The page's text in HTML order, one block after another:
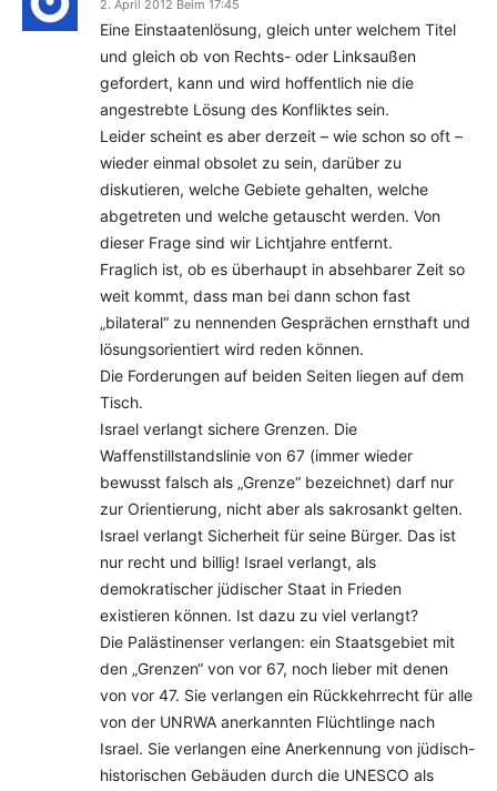
2. April 2012 Beim 17:45
Eine Einstaatenlösung, gleich unter welchem Titel
und gleich ob von Rechts- oder Linksaußen
gefordert, kann und wird hoffentlich nie die
angestrebte Lösung des Konfliktes sein.
Leider scheint es aber derzeit – wie schon so oft –
wieder einmal obsolet zu sein, darüber zu
diskutieren, welche Gebiete gehalten, welche
abgetreten und welche getauscht werden. Von
dieser Frage sind wir Lichtjahre entfernt.
Fraglich ist, ob es überhaupt in absehbarer Zeit so
weit kommt, dass man bei dann schon fast
„bilateral“ zu nennenden Gesprächen ernsthaft und
lösungsorientiert wird reden können.
Die Forderungen auf beiden Seiten liegen auf dem
Tisch.
Israel verlangt sichere Grenzen. Die
Waffenstillstandslinie von 67 (immer wieder
bewusst falsch als „Grenze“ bezeichnet) darf nur
zur Orientierung, nicht aber als sakrosankt gelten.
Israel verlangt Sicherheit für seine Bürger. Das ist
nur recht und billig! Israel verlangt, als
demokratischer jüdischer Staat in Frieden
existieren können. Ist dazu zu viel verlangt?
Die Palästinenser verlangen: ein Staatsgebiet mit
den „Grenzen“ von vor 67, noch lieber mit denen
von vor 47. Sie verlangen ein Rückkehrrecht für alle
von der UNRWA anerkannten Flüchtlinge nach
Israel. Sie verlangen eine Anerkennung von jüdisch-
historischen Gebäuden durch die UNESCO als